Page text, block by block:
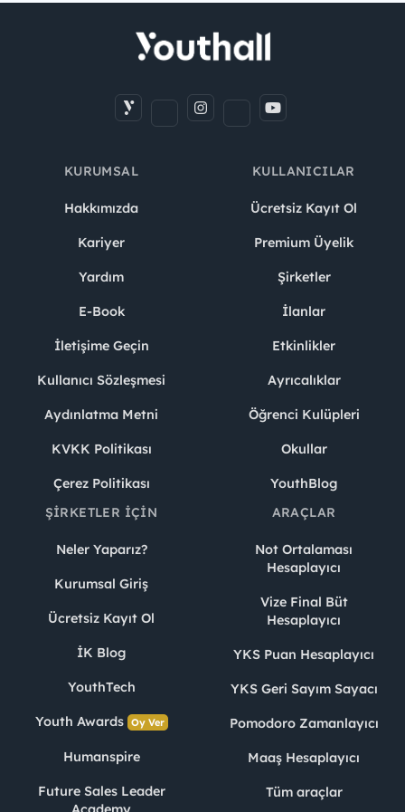
KURUMSAL
Hakkımızda
Kariyer
Yardım
E-Book
İletişime Geçin
Kullanıcı Sözleşmesi
Aydınlatma Metni
KVKK Politikası
Çerez Politikası
KULLANICILAR
Ücretsiz Kayıt Ol
Premium Üyelik
Şirketler
İlanlar
Etkinlikler
Ayrıcalıklar
Öğrenci Kulüpleri
Okullar
YouthBlog
ŞIRKETLER İÇIN
Neler Yaparız?
Kurumsal Giriş
Ücretsiz Kayıt Ol
İK Blog
YouthTech
Youth Awards Oy Ver
Humanspire
Future Sales Leader
ARAÇLAR
Not Ortalaması
Hesaplayıcı
Vize Final Büt
Hesaplayıcı
YKS Puan Hesaplayıcı
YKS Geri Sayım Sayacı
Pomodoro Zamanlayıcı
Maaş Hesaplayıcı
Tüm araçlar